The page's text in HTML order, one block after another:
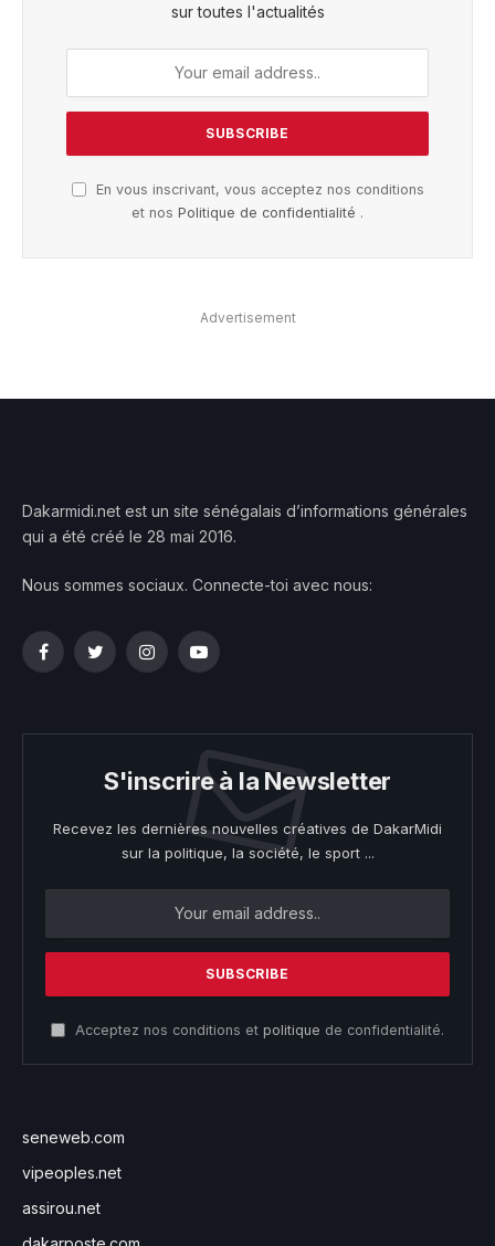
sur toutes l'actualités
En vous inscrivant, vous acceptez nos conditions
et nos Politique de confidentialité .
Advertisement
Dakarmidi.net est un site sénégalais d’informations générales
qui a été créé le 28 mai 2016.
Nous sommes sociaux. Connecte-toi avec nous:
FacebookTwitterInstagramYouTube
S'inscrire à la Newsletter
Recevez les dernières nouvelles créatives de DakarMidi
sur la politique, la société, le sport ...
Acceptez nos conditions et politique de confidentialité.
seneweb.com
vipeoples.net
assirou.net